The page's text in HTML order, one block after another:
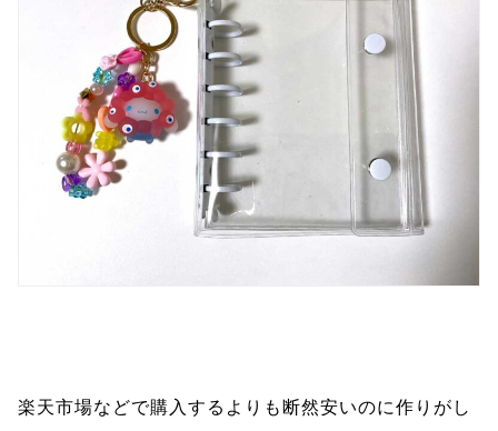
楽天市場などで購入するよりも断然安いのに作りがし